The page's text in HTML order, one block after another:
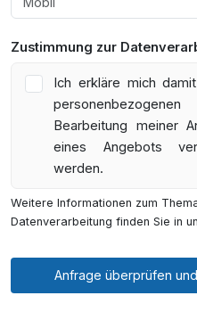
Zustimmung zur
Ich erkläre mich
Bearbeitung meiner
eines Angebots
werden.
Weitere Informationen zum
Datenverarbeitung finden Sie in
Anfrage überprüfen